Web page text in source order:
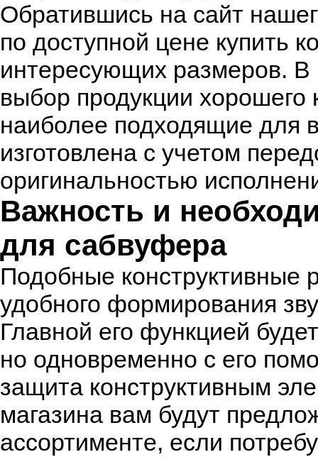
Обратившись на сайт
по доступной цене купить
интересующих размеров. В
выбор продукции хорошего
наиболее подходящие для
изготовлена с учетом
оригинальностью
Важность и
для сабвуфера
Подобные конструктивные
удобного формирования
Главной его функцией
но одновременно с его
защита конструктивным
магазина вам будут
ассортименте, если